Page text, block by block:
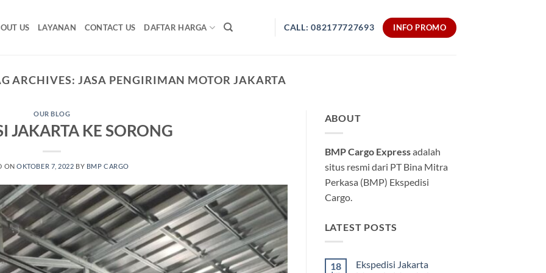
US LAYANAN CONTACT US DAFTAR HARGA CALL: 082177727693 INFO PROMO
ARCHIVES: JASA PENGIRIMAN MOTOR JAKARTA
OUR BLOG
JAKARTA KE SORONG
ONOKTOBER 7, 2022 BY BMP CARGO
ABOUT
BMP Cargo Expressadalah
situs resmi dari PT Bina Mitra
Perkasa (BMP) Ekspedisi
Cargo.
LATEST POSTS
18
Ekspedisi Jakarta